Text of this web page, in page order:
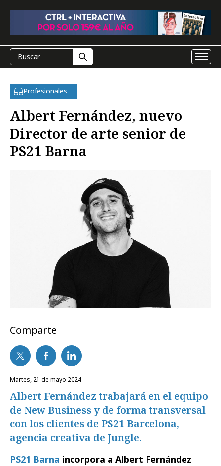
Profesionales
Albert Fernández, nuevo
Director de arte senior de
PS21 Barna
Comparte
martes, 21 de mayo 2024
Albert Fernández trabajará en el equipo
de New Business y de forma transversal
con los clientes de PS21 Barcelona,
agencia creativa de Jungle.
PS21 Barna incorpora a Albert Fernández